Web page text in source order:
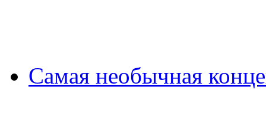
Самая необычная